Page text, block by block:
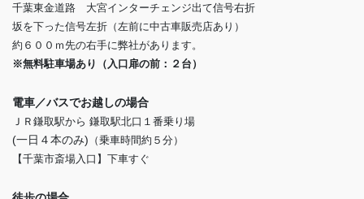
千葉東金道路 大宮インターチェンジ出て信号右折
坂を下った信号左折（左前に中古車販売店あり）
約６００ｍ先の右手に弊社があります。
※無料駐車場あり（入口扉の前：２台）
電車／バスでお越しの場合
ＪＲ鎌取駅から 鎌取駅北口１番乗り場
(一日４本のみ) （乗車時間約５分）
【千葉市斎場入口】下車すぐ